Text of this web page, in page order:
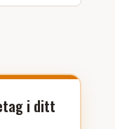
i ditt